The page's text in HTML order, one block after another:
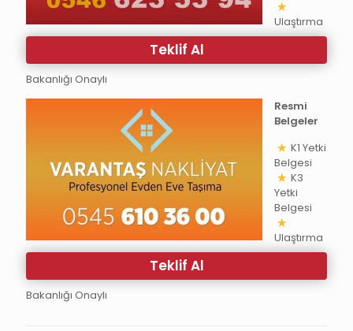
Teklif Al
Ulaştırma
Bakanlığı Onaylı
Teklif Al
Resmi
Belgeler
K1 Yetki
Belgesi
K3
Yetki
Belgesi
Ulaştırma
Bakanlığı Onaylı